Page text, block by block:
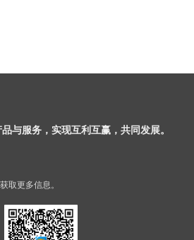
取更多信息。
与服务，实现互利互赢，共同发展。